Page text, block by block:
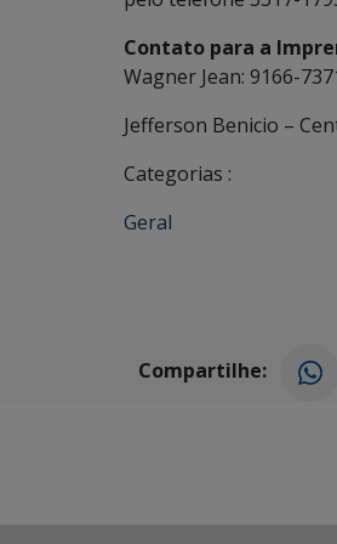
Contato para a
Wagner Jean: 9166-
Jefferson Benicio –
Categorias :
Geral
Compartilhe: